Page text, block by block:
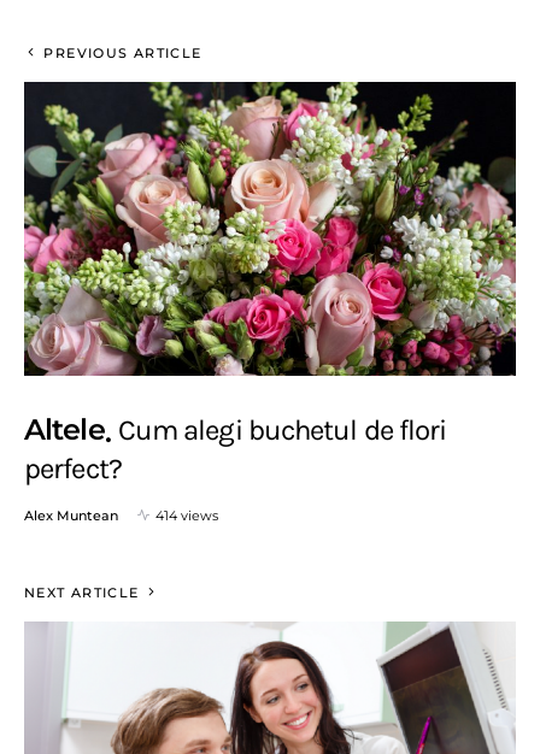
PREVIOUS ARTICLE
Altele Cum alegi buchetul de flori
perfect?
Alex Muntean 414 views
NEXT ARTICLE